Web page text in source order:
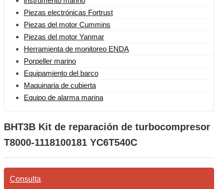
Piezas electrónicas Fortrust
Piezas del motor Cummins
Piezas del motor Yanmar
Herramienta de monitoreo ENDA
Porpeller marino
Equipamiento del barco
Maquinaria de cubierta
Equipo de alarma marina
BHT3B Kit de reparación de turbocompresor
T8000-1118100181 YC6T540C
Consulta